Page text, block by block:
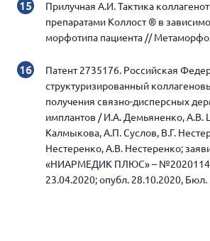
Прилучная А.И. Тактика
препаратами Коллост ® в
морфотипа пациента //
Патент 2735176. Российская
структуризированный
получения связно-дисперсных
имплантов / И.А. Демьяненко,
Калмыкова, А.П. Суслов, В.Г.
Нестеренко, А.В. Нестеренко;
«НИАРМЕДИК ПЛЮС» –
23.04.2020; опубл. 28.10.2020,